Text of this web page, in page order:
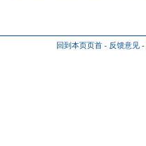
回到本页页首 - 反馈意见 -